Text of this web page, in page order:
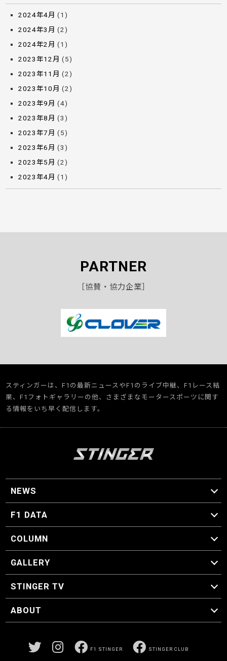
2024年4月 (1)
2024年3月 (2)
2024年2月 (1)
2023年12月 (5)
2023年11月 (2)
2023年10月 (2)
2023年9月 (4)
2023年8月 (3)
2023年7月 (5)
2023年6月 (3)
2023年5月 (2)
2023年4月 (1)
PARTNER
［協賛・協力企業］
スティンガーは、F1の最新ニュースやF1のライブ中継、F1レース結
果、F1フォトギャラリーの他、さまざまなモータースポーツに関す
る情報をいち早く配信します。
NEWS
F1 ニュース
F1 DATA
F1 日程
F1 データ
COLUMN
マイ・ワンダフル・サーキット
スクーデリア・一方通行
F1に燃え、ゴルフに泣く日々。
スティングくんの部屋
GALLERY
GALLERY
STINGER TV
STINGER TV
ABOUT
F1 STINGER STINGER CLUB